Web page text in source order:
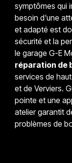
symptômes qui
besoin d'une
et adapté est
sécurité et la
le garage G-E
réparation de
services de
et de Verviers.
pointe et une
atelier garantit
problèmes de